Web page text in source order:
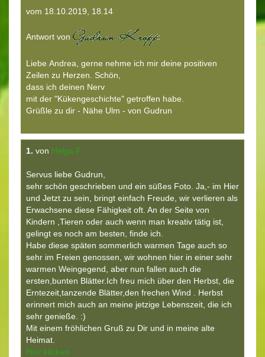
vom 18.10.2019, 18.14
Antwort von :
Liebe Andrea, gerne nehme ich mir deine positiven
Zeilen zu Herzen. Schön,
dass ich deinen Nerv
mit der "Kükengeschichte" getroffen habe.
Grüßle zu dir - Nähe Ulm - von Gudrun
1. von Helga F.
Servus liebe Gudrun,
sehr schön geschrieben und ein süßes Foto. Ja,- im Hier
und Jetzt zu sein, bringt einfach Freude, wir verlieren als
Erwachsene diese Fähigkeit oft. An der Seite von
Kindern ,Tieren oder auch wenn man kreativ tätig ist,
gelingt es noch am besten, finde ich.
Habe diese späten sommerlich warmen Tage auch so
sehr im Freien genossen, wir wohnen hier in einer sehr
warmen Weingegend, aber nun fallen auch die
ersten,bunten Blätter.Ich freu mich über den Herbst, die
Erntezeit,tanzende Blätter,den frechen Wind . Herbst
erinnert mich auch an meine jetzige Lebenszeit, die ich
sehr genieße. :)
Mit einem fröhlichen Gruß zu Dir und in meine alte
Heimat.
Hier klicken